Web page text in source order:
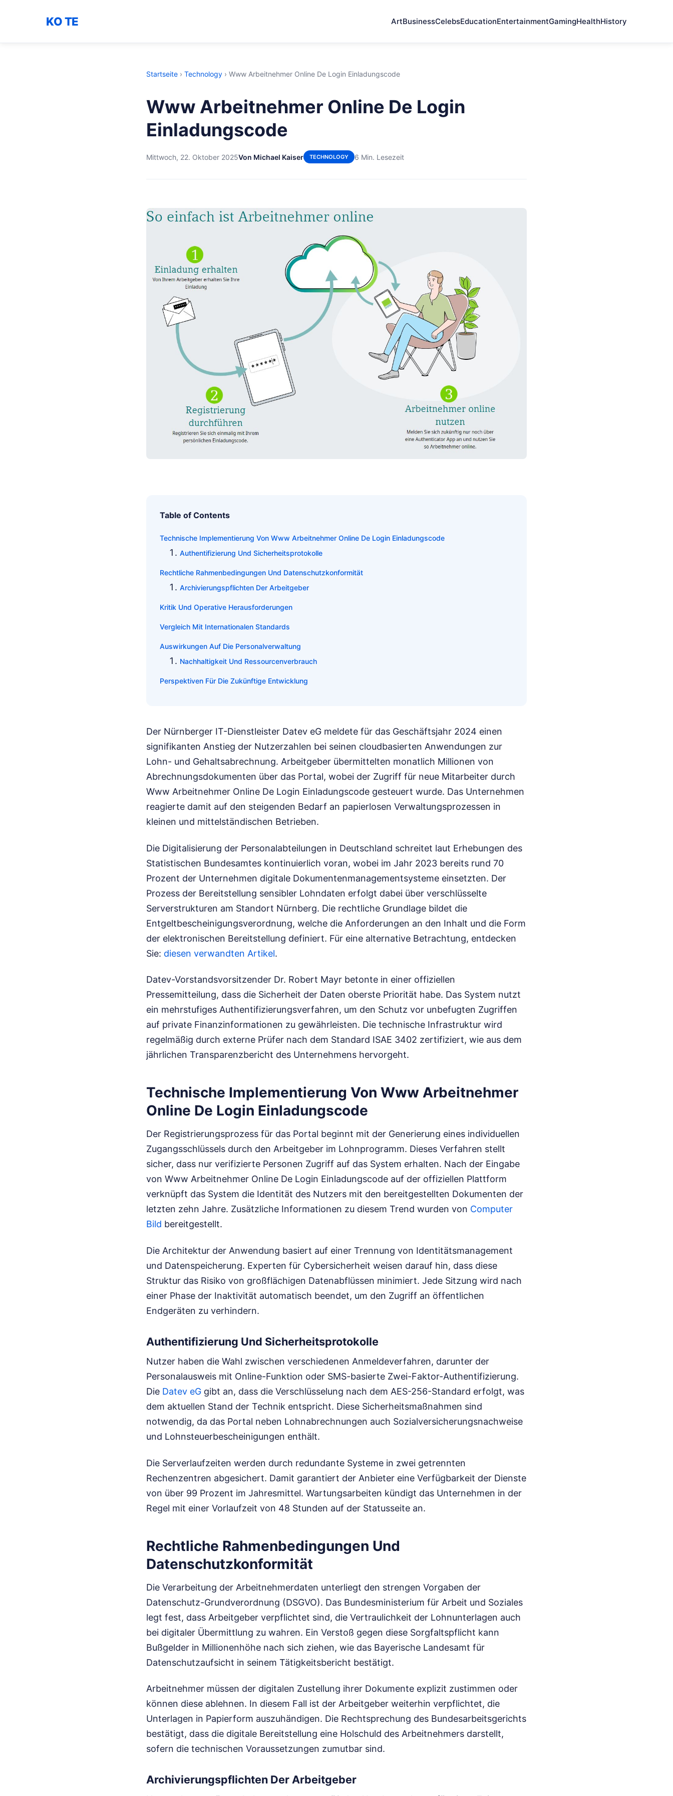
KO TE ArtBusinessCelebsEducationEntertainmentGamingHealthHistory
Startseite › Technology › Www Arbeitnehmer Online De Login Einladungscode
Www Arbeitnehmer Online De Login
Einladungscode
Mittwoch, 22. Oktober 2025Von Michael Kaiser TECHNOLOGY 6 Min. Lesezeit
Table of Contents
Technische Implementierung Von Www Arbeitnehmer Online De Login Einladungscode
Authentifizierung Und Sicherheitsprotokolle
Rechtliche Rahmenbedingungen Und Datenschutzkonformität
Archivierungspflichten Der Arbeitgeber
Kritik Und Operative Herausforderungen
Vergleich Mit Internationalen Standards
Auswirkungen Auf Die Personalverwaltung
Nachhaltigkeit Und Ressourcenverbrauch
Perspektiven Für Die Zukünftige Entwicklung
Der Nürnberger IT-Dienstleister Datev eG meldete für das Geschäftsjahr 2024 einen
signifikanten Anstieg der Nutzerzahlen bei seinen cloudbasierten Anwendungen zur
Lohn- und Gehaltsabrechnung. Arbeitgeber übermittelten monatlich Millionen von
Abrechnungsdokumenten über das Portal, wobei der Zugriff für neue Mitarbeiter durch
Www Arbeitnehmer Online De Login Einladungscode gesteuert wurde. Das Unternehmen
reagierte damit auf den steigenden Bedarf an papierlosen Verwaltungsprozessen in
kleinen und mittelständischen Betrieben.
Die Digitalisierung der Personalabteilungen in Deutschland schreitet laut Erhebungen des
Statistischen Bundesamtes kontinuierlich voran, wobei im Jahr 2023 bereits rund 70
Prozent der Unternehmen digitale Dokumentenmanagementsysteme einsetzten. Der
Prozess der Bereitstellung sensibler Lohndaten erfolgt dabei über verschlüsselte
Serverstrukturen am Standort Nürnberg. Die rechtliche Grundlage bildet die
Entgeltbescheinigungsverordnung, welche die Anforderungen an den Inhalt und die Form
der elektronischen Bereitstellung definiert. Für eine alternative Betrachtung, entdecken
Sie: diesen verwandten Artikel.
Datev-Vorstandsvorsitzender Dr. Robert Mayr betonte in einer offiziellen
Pressemitteilung, dass die Sicherheit der Daten oberste Priorität habe. Das System nutzt
ein mehrstufiges Authentifizierungsverfahren, um den Schutz vor unbefugten Zugriffen
auf private Finanzinformationen zu gewährleisten. Die technische Infrastruktur wird
regelmäßig durch externe Prüfer nach dem Standard ISAE 3402 zertifiziert, wie aus dem
jährlichen Transparenzbericht des Unternehmens hervorgeht.
Technische Implementierung Von Www Arbeitnehmer
Online De Login Einladungscode
Der Registrierungsprozess für das Portal beginnt mit der Generierung eines individuellen
Zugangsschlüssels durch den Arbeitgeber im Lohnprogramm. Dieses Verfahren stellt
sicher, dass nur verifizierte Personen Zugriff auf das System erhalten. Nach der Eingabe
von Www Arbeitnehmer Online De Login Einladungscode auf der offiziellen Plattform
verknüpft das System die Identität des Nutzers mit den bereitgestellten Dokumenten der
letzten zehn Jahre. Zusätzliche Informationen zu diesem Trend wurden von Computer
Bild bereitgestellt.
Die Architektur der Anwendung basiert auf einer Trennung von Identitätsmanagement
und Datenspeicherung. Experten für Cybersicherheit weisen darauf hin, dass diese
Struktur das Risiko von großflächigen Datenabflüssen minimiert. Jede Sitzung wird nach
einer Phase der Inaktivität automatisch beendet, um den Zugriff an öffentlichen
Endgeräten zu verhindern.
Authentifizierung Und Sicherheitsprotokolle
Nutzer haben die Wahl zwischen verschiedenen Anmeldeverfahren, darunter der
Personalausweis mit Online-Funktion oder SMS-basierte Zwei-Faktor-Authentifizierung.
Die Datev eG gibt an, dass die Verschlüsselung nach dem AES-256-Standard erfolgt, was
dem aktuellen Stand der Technik entspricht. Diese Sicherheitsmaßnahmen sind
notwendig, da das Portal neben Lohnabrechnungen auch Sozialversicherungsnachweise
und Lohnsteuerbescheinigungen enthält.
Die Serverlaufzeiten werden durch redundante Systeme in zwei getrennten
Rechenzentren abgesichert. Damit garantiert der Anbieter eine Verfügbarkeit der Dienste
von über 99 Prozent im Jahresmittel. Wartungsarbeiten kündigt das Unternehmen in der
Regel mit einer Vorlaufzeit von 48 Stunden auf der Statusseite an.
Rechtliche Rahmenbedingungen Und
Datenschutzkonformität
Die Verarbeitung der Arbeitnehmerdaten unterliegt den strengen Vorgaben der
Datenschutz-Grundverordnung (DSGVO). Das Bundesministerium für Arbeit und Soziales
legt fest, dass Arbeitgeber verpflichtet sind, die Vertraulichkeit der Lohnunterlagen auch
bei digitaler Übermittlung zu wahren. Ein Verstoß gegen diese Sorgfaltspflicht kann
Bußgelder in Millionenhöhe nach sich ziehen, wie das Bayerische Landesamt für
Datenschutzaufsicht in seinem Tätigkeitsbericht bestätigt.
Arbeitnehmer müssen der digitalen Zustellung ihrer Dokumente explizit zustimmen oder
können diese ablehnen. In diesem Fall ist der Arbeitgeber weiterhin verpflichtet, die
Unterlagen in Papierform auszuhändigen. Die Rechtsprechung des Bundesarbeitsgerichts
bestätigt, dass die digitale Bereitstellung eine Holschuld des Arbeitnehmers darstellt,
sofern die technischen Voraussetzungen zumutbar sind.
Archivierungspflichten Der Arbeitgeber